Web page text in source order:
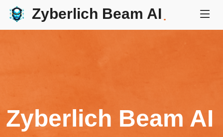
Zyberlich Beam AI.
Zyberlich Beam AI